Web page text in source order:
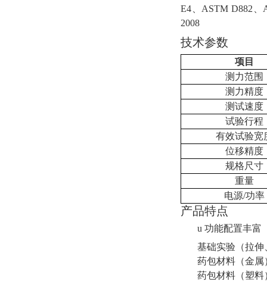
E4
ASTM D882
2008
技术参数
项目
测力范围
测力精度
测试速度
试验行程
有效试验宽
位移精度
规格尺寸
重量
电源/功率
产品特点
u 功能配置丰富
基础实验（拉
药包材料（金
药包材料（塑